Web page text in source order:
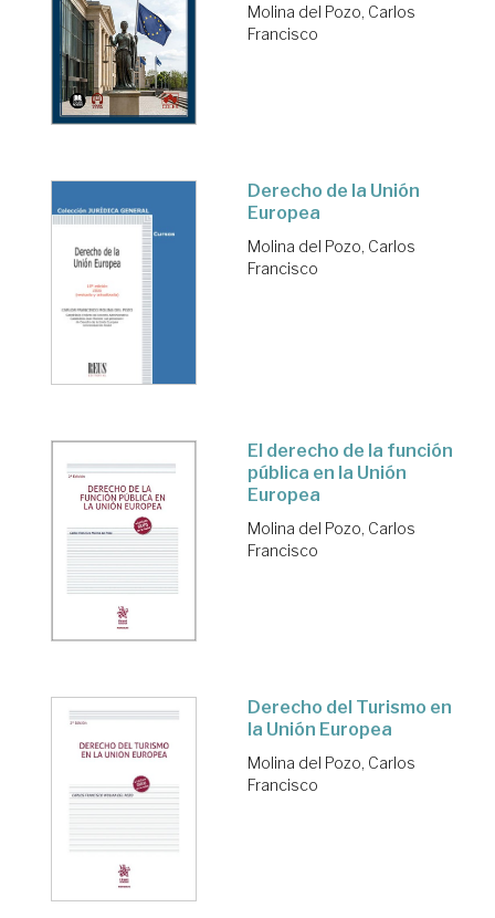
Molina del Pozo, Carlos
Francisco
Derecho de la Unión
Europea
Molina del Pozo, Carlos
Francisco
El derecho de la función
pública en la Unión
Europea
Molina del Pozo, Carlos
Francisco
Derecho del Turismo en
la Unión Europea
Molina del Pozo, Carlos
Francisco